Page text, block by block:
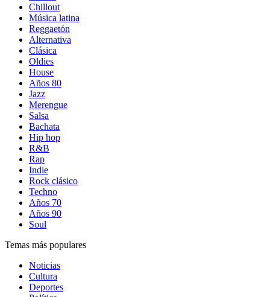
Chillout
Música latina
Reggaetón
Alternativa
Clásica
Oldies
House
Años 80
Jazz
Merengue
Salsa
Bachata
Hip hop
R&B
Rap
Indie
Rock clásico
Techno
Años 70
Años 90
Soul
Temas más populares
Noticias
Cultura
Deportes